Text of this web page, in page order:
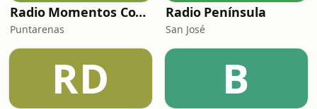
Radio Momentos Costa Rica
Puntarenas
Radio Península
San José
RD B